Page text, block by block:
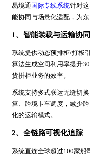
易境通国际专线系统针对
能协同与场景化适配，为
1、智能装载与运输协同
系统提供动态预排柜/打板
算法生成空间利用率提升
货拼柜业务的效率。
系统支持多式联运无缝切
算、跨境卡车调度，减少
化的运输模式。
2、全链路可视化追踪
系统直连全球超过100家